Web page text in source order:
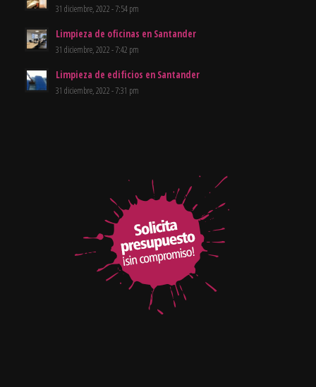
31 diciembre, 2022 - 7:54 pm
Limpieza de oficinas en Santander
31 diciembre, 2022 - 7:42 pm
Limpieza de edificios en Santander
31 diciembre, 2022 - 7:31 pm